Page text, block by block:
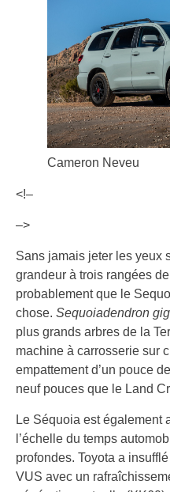
Cameron Neveu
<!–
–>
Sans jamais jeter les yeux
grandeur à trois rangées
probablement que le
chose. Sequoiadendron
plus grands arbres de la
machine à carrosserie sur
empattement d’un pouce
neuf pouces que le Land
Le Séquoia est également
l’échelle du temps
profondes. Toyota a
VUS avec un